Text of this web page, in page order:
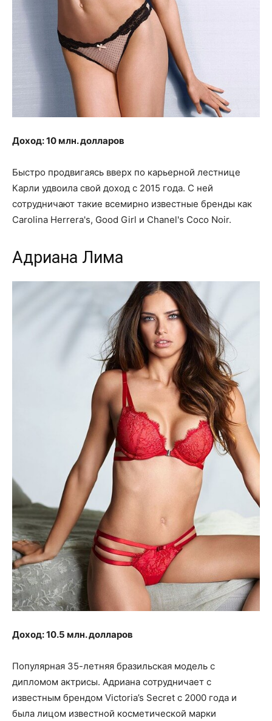
Доход: 10 млн. долларов
Быстро продвигаясь вверх по карьерной лестнице
Карли удвоила свой доход с 2015 года. С ней
сотрудничают такие всемирно известные бренды как
Carolina Herrera's, Good Girl и Chanel's Coco Noir.
Адриана Лима
Доход: 10.5 млн. долларов
Популярная 35-летняя бразильская модель с
дипломом актрисы. Адриана сотрудничает с
известным брендом Victoria’s Secret с 2000 года и
была лицом известной косметической марки